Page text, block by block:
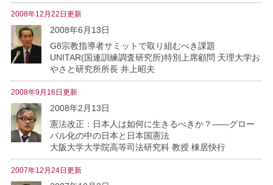
2008年12月22日更新
2008年6月13日
G8宗教指導者サミットで取り組むべき課題
UNITAR(国連訓練調査研究所)特別上席顧問 天理大学お
やさと研究所所長 井上昭夫
2008年9月16日更新
2008年2月13日
憲法改正：日本人は如何に生きるべきか？――グロー
バル化の中の日本と日本国憲法
大阪大学大学院高等司法研究科 教授 棟居快行
2007年12月24日更新